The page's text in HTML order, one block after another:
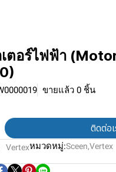
ตอร์ไฟฟ้า
ขายแล้ว 0 ชิ้น
ติดต่อเ
Vertexหมวดหมู่:Sceen,Vertex